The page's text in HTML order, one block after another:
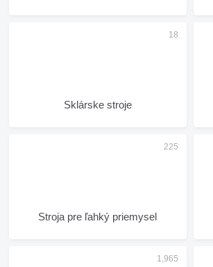
Sklárske stroje
Stroja pre ľahký priemysel